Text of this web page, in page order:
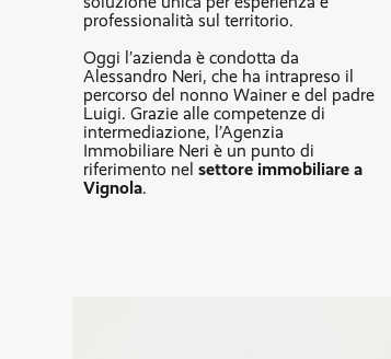
professionalità sul territorio.
Oggi l’azienda è condotta da
Alessandro Neri, che ha intrapreso il
percorso del nonno Wainer e del padre
Luigi. Grazie alle competenze di
intermediazione, l’Agenzia
Immobiliare Neri è un punto di
riferimento nel settore immobiliare a
Vignola.